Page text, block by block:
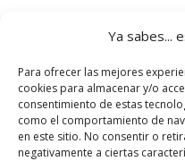
Ya sabes...
Para ofrecer las mejores
cookies para almacenar y/o
consentimiento de estas
como el comportamiento de
en este sitio. No consentir o
negativamente a ciertas